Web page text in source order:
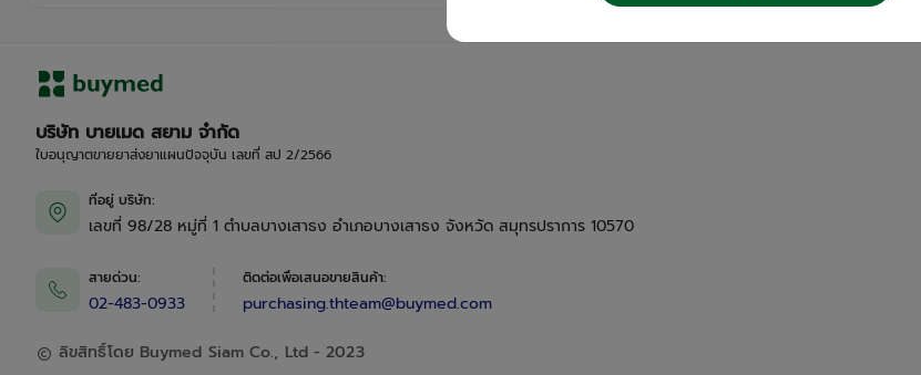
บริษัท บายเมด สยาม จำกัด
ใบอนุญาตขายยาส่งยาแผนปัจจุบัน เลขที่ สป 2/2566
ที่อยู่ บริษัท:
เลขที่ 98/28 หมู่ที่ 1 ตำบลบางเสาธง อำเภอบางเสาธง จังหวัด สมุทรปราการ 10570
สายด่วน:
02-483-0933
ติดต่อเพื่อเสนอขายสินค้า:
purchasing.thteam@buymed.com
ลิขสิทธิ์โดย Buymed Siam Co., Ltd - 2023